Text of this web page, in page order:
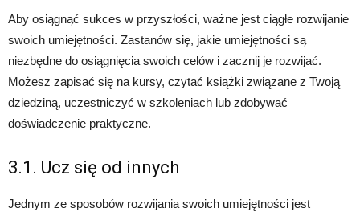
Aby osiągnąć sukces w przyszłości, ważne jest ciągłe rozwijanie
swoich umiejętności. Zastanów się, jakie umiejętności są
niezbędne do osiągnięcia swoich celów i zacznij je rozwijać.
Możesz zapisać się na kursy, czytać książki związane z Twoją
dziedziną, uczestniczyć w szkoleniach lub zdobywać
doświadczenie praktyczne.
3.1. Ucz się od innych
Jednym ze sposobów rozwijania swoich umiejętności jest